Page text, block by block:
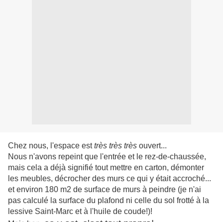
Chez nous, l'espace esttrès très très ouvert...
Nous n'avons repeint que l'entrée et le rez-de-chaussée,
mais cela a déjà signifié tout mettre en carton, démonter
les meubles, décrocher des murs ce qui y était accroché...
et environ 180 m2 de surface de murs à peindre (je n'ai
pas calculé la surface du plafond ni celle du sol frotté à la
lessive Saint-Marc et à l'huile de coude!)!